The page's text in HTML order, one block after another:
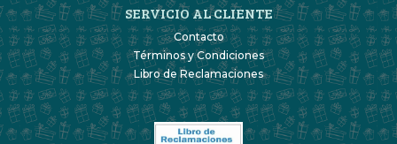
SERVICIO AL CLIENTE
Contacto
Términos y Condiciones
Libro de Reclamaciones